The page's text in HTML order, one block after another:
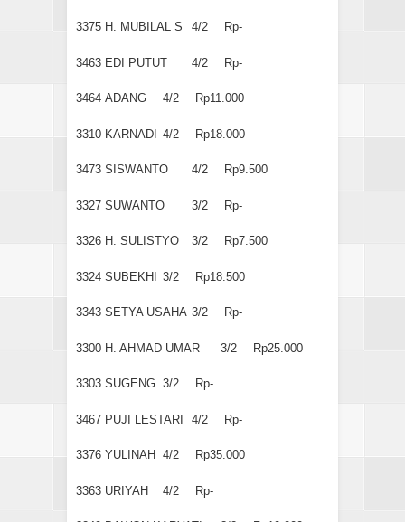
3375 H. MUBILAL S 4/2 Rp-
3463 EDI PUTUT 4/2 Rp-
3464 ADANG 4/2 Rp11.000
3310 KARNADI 4/2 Rp18.000
3473 SISWANTO 4/2 Rp9.500
3327 SUWANTO 3/2 Rp-
3326 H. SULISTYO 3/2 Rp7.500
3324 SUBEKHI 3/2 Rp18.500
3343 SETYA USAHA 3/2 Rp-
3300 H. AHMAD UMAR 3/2 Rp25.000
3303 SUGENG 3/2 Rp-
3467 PUJI LESTARI 4/2 Rp-
3376 YULINAH 4/2 Rp35.000
3363 URIYAH 4/2 Rp-